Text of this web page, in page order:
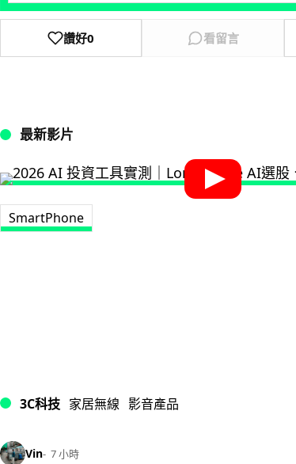
讚好0 看留言
最新影片
SmartPhone
3C科技 家居無線 影音產品
Vin 7 小時